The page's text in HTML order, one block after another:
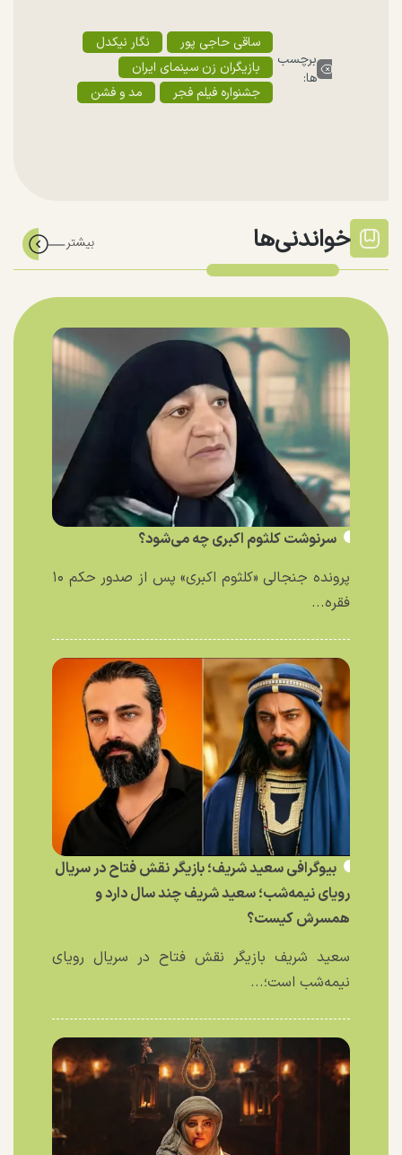
برچسب
ها:
ساقی حاجی پور
نگار نیکدل
بازیگران زن سینمای ایران
جشنواره فیلم فجر
مد و فشن
خواندنی‌ها
سرنوشت کلثوم اکبری چه می‌شود؟
پرونده جنجالی «کلثوم اکبری» پس از صدور حکم ۱۰
فقره...
بیوگرافی سعید شریف؛ بازیگر نقش فتاح در سریال
رویای نیمه‌شب؛ سعید شریف چند سال دارد و
همسرش کیست؟
سعید شریف بازیگر نقش فتاح در سریال رویای
نیمه‌شب است؛...